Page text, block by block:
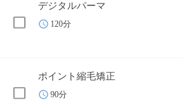
デジタルパーマ
120分
ポイント縮毛矯正
90分